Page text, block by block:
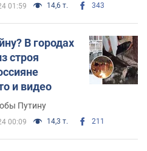
01:59 14,6 т. 343
В городах
строя
и видео
Путину
00:09 14,3 т. 211